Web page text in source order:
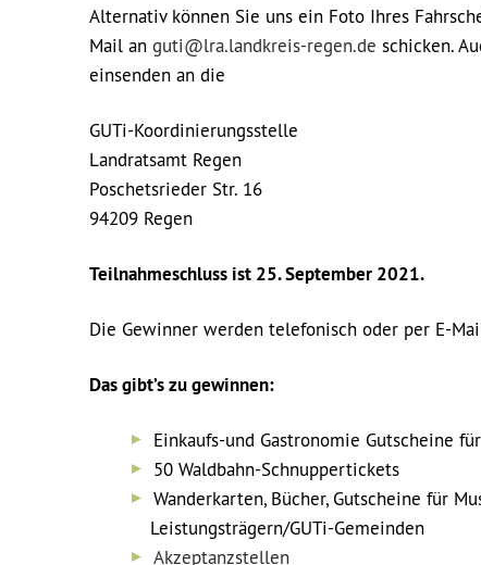
Alternativ können Sie uns ein Foto Ihres
Mail an guti@lra.landkreis-regen.de schicken.
einsenden an die
GUTi-Koordinierungsstelle
Landratsamt Regen
Poschetsrieder Str. 16
94209 Regen
Teilnahmeschluss ist 25. September 2021.
Die Gewinner werden telefonisch oder per E-
Das gibt’s zu gewinnen:
Einkaufs-und Gastronomie Gutscheine
50 Waldbahn-Schnuppertickets
Wanderkarten, Bücher, Gutscheine für
Leistungsträgern/GUTi-Gemeinden
Akzeptanzstellen